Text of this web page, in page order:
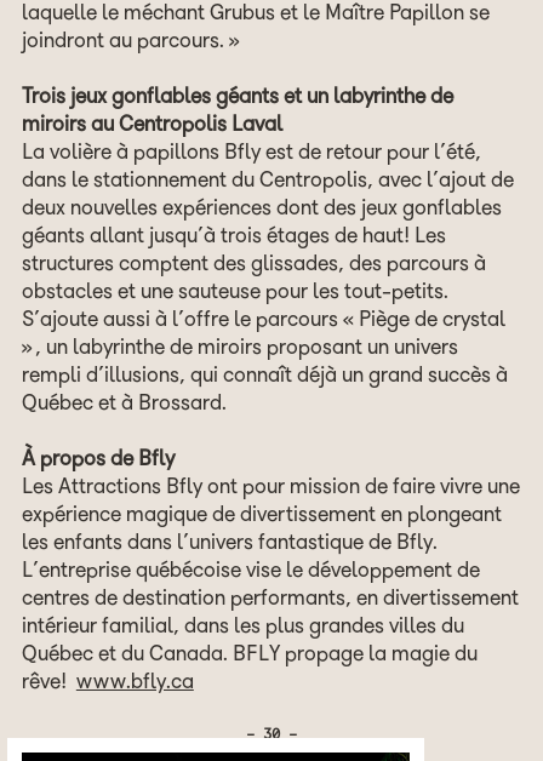
laquelle le méchant Grubus et le Maître Papillon se
joindront au parcours. »
Trois jeux gonflables géants et un labyrinthe de
miroirs au Centropolis Laval
La volière à papillons Bfly est de retour pour l’été,
dans le stationnement du Centropolis, avec l’ajout de
deux nouvelles expériences dont des jeux gonflables
géants allant jusqu’à trois étages de haut! Les
structures comptent des glissades, des parcours à
obstacles et une sauteuse pour les tout-petits.
S’ajoute aussi à l’offre le parcours « Piège de crystal
», un labyrinthe de miroirs proposant un univers
rempli d’illusions, qui connaît déjà un grand succès à
Québec et à Brossard.
À propos de Bfly
Les Attractions Bfly ont pour mission de faire vivre une
expérience magique de divertissement en plongeant
les enfants dans l’univers fantastique de Bfly.
L’entreprise québécoise vise le développement de
centres de destination performants, en divertissement
intérieur familial, dans les plus grandes villes du
Québec et du Canada. BFLY propage la magie du
rêve! www.bfly.ca
- 30 -